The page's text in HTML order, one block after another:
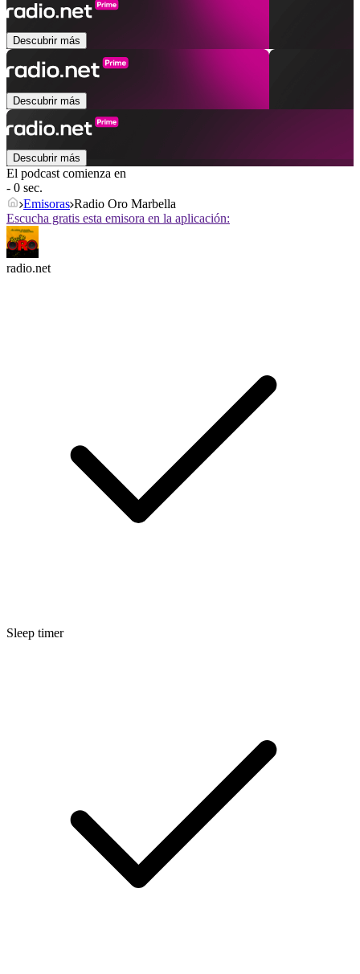
Descubrir más
Descubrir más
Descubrir más
El podcast comienza en
- 0 sec.
Emisoras Radio Oro Marbella
Escucha gratis esta emisora en la aplicación:
radio.net
Sleep timer